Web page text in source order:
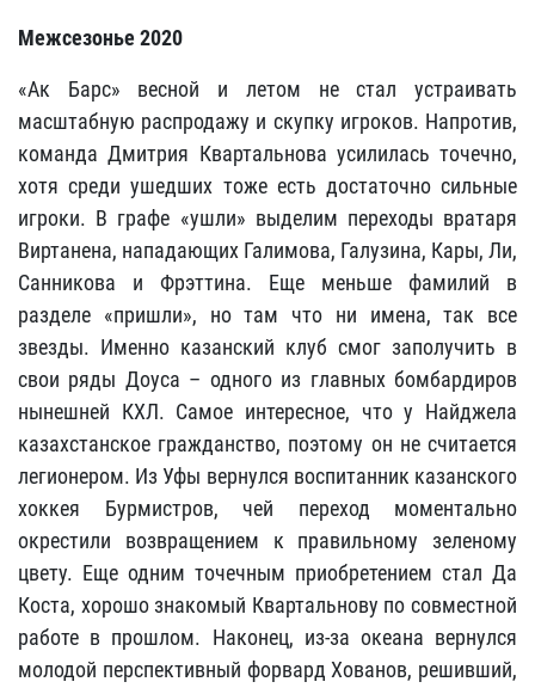
Межсезонье 2020
«Ак Барс» весной и летом не стал устраивать
масштабную распродажу и скупку игроков. Напротив,
команда Дмитрия Квартальнова усилилась точечно,
хотя среди ушедших тоже есть достаточно сильные
игроки. В графе «ушли» выделим переходы вратаря
Виртанена, нападающих Галимова, Галузина, Кары, Ли,
Санникова и Фрэттина. Еще меньше фамилий в
разделе «пришли», но там что ни имена, так все
звезды. Именно казанский клуб смог заполучить в
свои ряды Доуса – одного из главных бомбардиров
нынешней КХЛ. Самое интересное, что у Найджела
казахстанское гражданство, поэтому он не считается
легионером. Из Уфы вернулся воспитанник казанского
хоккея Бурмистров, чей переход моментально
окрестили возвращением к правильному зеленому
цвету. Еще одним точечным приобретением стал Да
Коста, хорошо знакомый Квартальнову по совместной
работе в прошлом. Наконец, из-за океана вернулся
молодой перспективный форвард Хованов, решивший,